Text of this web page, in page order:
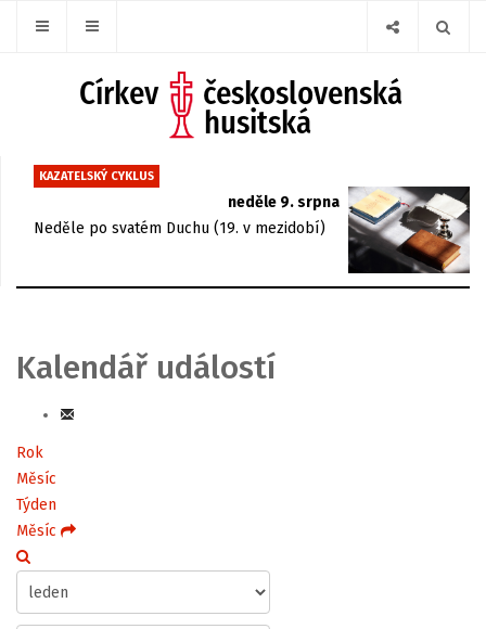
KAZATELSKÝ CYKLUS
neděle 9. srpna
Neděle po svatém Duchu (19. v mezidobí)
Kalendář událostí
Rok
Měsíc
Týden
Měsíc